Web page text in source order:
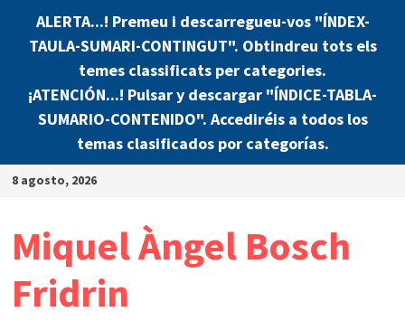
ALERTA...! Premeu i descarregueu-vos "ÍNDEX-
TAULA-SUMARI-CONTINGUT". Obtindreu tots els
temes classificats per categories.
¡ATENCIÓN...! Pulsar y descargar "ÍNDICE-TABLA-
SUMARIO-CONTENIDO". Accediréis a todos los
temas clasificados por categorías.
Saltar
8 agosto, 2026
Miquel Àngel Bosch
Fridrin